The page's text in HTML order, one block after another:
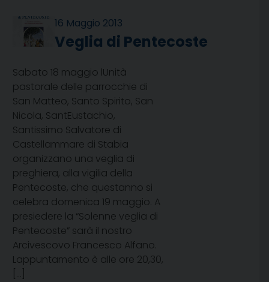
16 Maggio 2013
Veglia di Pentecoste
Sabato 18 maggio lUnità
pastorale delle parrocchie di
San Matteo, Santo Spirito, San
Nicola, SantEustachio,
Santissimo Salvatore di
Castellammare di Stabia
organizzano una veglia di
preghiera, alla vigilia della
Pentecoste, che questanno si
celebra domenica 19 maggio. A
presiedere la “Solenne veglia di
Pentecoste” sarà il nostro
Arcivescovo Francesco Alfano.
Lappuntamento è alle ore 20,30,
[…]